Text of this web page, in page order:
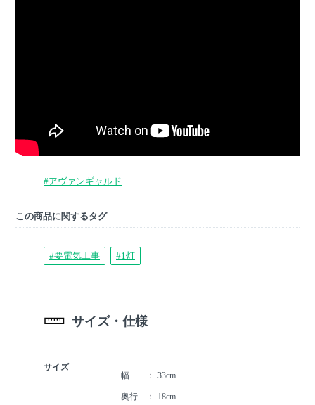
#アヴァンギャルド
この商品に関するタグ
#要電気工事 #1灯
サイズ・仕様
サイズ
幅
33cm
奥行 18cm